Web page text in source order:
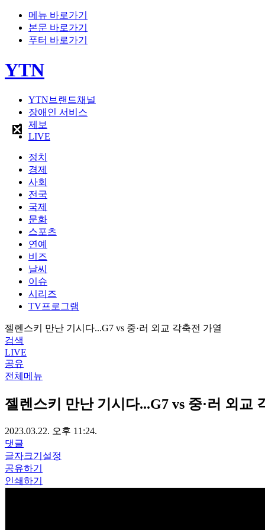
메뉴 바로가기
본문 바로가기
푸터 바로가기
YTN
YTN브랜드채널
장애인 서비스
제보
LIVE
정치
경제
사회
전국
국제
문화
스포츠
연예
비즈
날씨
이슈
시리즈
TV프로그램
젤렌스키 만난 기시다...G7 vs 중·러 외교 각축전 가열
검색
LIVE
공유
전체메뉴
젤렌스키 만난 기시다...G7 vs 중·러 외교
2023.03.22. 오후 11:24.
댓글
글자크기설정
공유하기
인쇄하기